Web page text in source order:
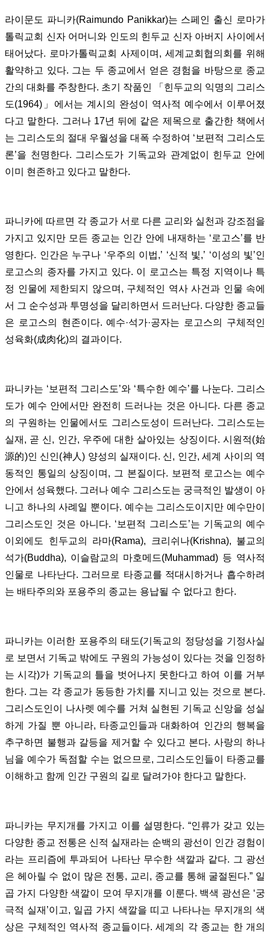
라이문도 파니카(Raimundo Panikkar)는 스페인 출신 로마가
톨릭교회 신자 어머니와 인도의 힌두교 신자 아버지 사이에서
태어났다. 로마가톨릭교회 사제이며, 세계교회협의회를 위해
활약하고 있다. 그는 두 종교에서 얻은 경험을 바탕으로 종교
간의 대화를 주창한다. 초기 작품인 「힌두교의 익명의 그리스
도(1964)」에서는 계시의 완성이 역사적 예수에서 이루어졌
다고 말한다. 그러나 17년 뒤에 같은 제목으로 출간한 책에서
는 그리스도의 절대 우월성을 대폭 수정하여 ‘보편적 그리스도
론’을 천명한다. 그리스도가 기독교와 관계없이 힌두교 안에
이미 현존하고 있다고 말한다.
파니카에 따르면 각 종교가 서로 다른 교리와 실천과 강조점을
가지고 있지만 모든 종교는 인간 안에 내재하는 ‘로고스’를 반
영한다. 인간은 누구나 ‘우주의 이법,’ ‘신적 빛,’ ‘이성의 빛’인
로고스의 종자를 가지고 있다. 이 로고스는 특정 지역이나 특
정 인물에 제한되지 않으며, 구체적인 역사 사건과 인물 속에
서 그 순수성과 투명성을 달리하면서 드러난다. 다양한 종교들
은 로고스의 현존이다. 예수·석가·공자는 로고스의 구체적인
성육화(成肉化)의 결과이다.
파니카는 ‘보편적 그리스도’와 ‘특수한 예수’를 나눈다. 그리스
도가 예수 안에서만 완전히 드러나는 것은 아니다. 다른 종교
의 구원하는 인물에서도 그리스도성이 드러난다. 그리스도는
실재, 곧 신, 인간, 우주에 대한 살아있는 상징이다. 시원적(始
源的)인 신인(神人) 양성의 실재이다. 신, 인간, 세계 사이의 역
동적인 통일의 상징이며, 그 본질이다. 보편적 로고스는 예수
안에서 성육했다. 그러나 예수 그리스도는 궁극적인 발생이 아
니고 하나의 사례일 뿐이다. 예수는 그리스도이지만 예수만이
그리스도인 것은 아니다. ‘보편적 그리스도’는 기독교의 예수
이외에도 힌두교의 라마(Rama), 크리쉬나(Krishna), 불교의
석가(Buddha), 이슬람교의 마호메드(Muhammad) 등 역사적
인물로 나타난다. 그러므로 타종교를 적대시하거나 흡수하려
는 배타주의와 포용주의 종교는 용납될 수 없다고 한다.
파니카는 이러한 포용주의 태도(기독교의 정당성을 기정사실
로 보면서 기독교 밖에도 구원의 가능성이 있다는 것을 인정하
는 시각)가 기독교의 틀을 벗어나지 못한다고 하여 이를 거부
한다. 그는 각 종교가 동등한 가치를 지니고 있는 것으로 본다.
그리스도인이 나사렛 예수를 거쳐 실현된 기독교 신앙을 성실
하게 가질 뿐 아니라, 타종교인들과 대화하여 인간의 행복을
추구하면 불행과 갈등을 제거할 수 있다고 본다. 사랑의 하나
님을 예수가 독점할 수는 없으므로, 그리스도인들이 타종교를
이해하고 함께 인간 구원의 길로 달려가야 한다고 말한다.
파니카는 무지개를 가지고 이를 설명한다. “인류가 갖고 있는
다양한 종교 전통은 신적 실재라는 순백의 광선이 인간 경험이
라는 프리즘에 투과되어 나타난 무수한 색깔과 같다. 그 광선
은 헤아릴 수 없이 많은 전통, 교리, 종교를 통해 굴절된다.” 일
곱 가지 다양한 색깔이 모여 무지개를 이룬다. 백색 광선은 ‘궁
극적 실재’이고, 일곱 가지 색깔을 띠고 나타나는 무지개의 색
상은 구체적인 역사적 종교들이다. 세계의 각 종교는 한 개의